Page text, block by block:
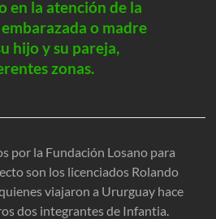
en la atención de la
o madre
hijo y su pareja,
zonas.
por la Fundación Losano para
son los licenciados Rolando
viajaron a Ururguay hace
dos integrantes de Infantia.